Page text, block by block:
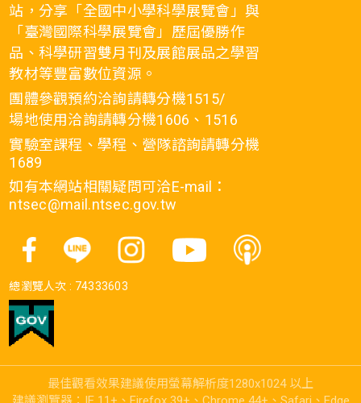
站，分享「全國中小學科學展覽會」與
「臺灣國際科學展覽會」歷屆優勝作
品、科學研習雙月刊及展館展品之學習
教材等豐富數位資源。
團體參觀預約洽詢請轉分機1515/
場地使用洽詢請轉分機1606、1516
實驗室課程、學程、營隊諮詢請轉分機
1689
如有本網站相關疑問可洽E-mail：
ntsec@mail.ntsec.gov.tw
總瀏覽人次 : 74333603
最佳觀看效果建議使用螢幕解析度1280x1024 以上